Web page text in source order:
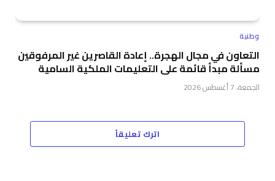
وطنية
التعاون في مجال الهجرة.. إعادة القاصرين غير المرفوقين
مسألة مبدأ قائمة على التعليمات الملكية السامية
الجمعة، 7 أغسطس 2026
اترك تعليقاً